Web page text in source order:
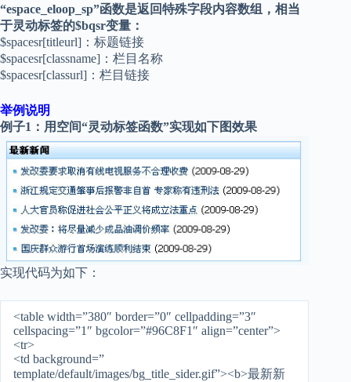
“espace_eloop_sp”函数是返回特殊字段内容数组，相当
于灵动标签的$bqsr变量：
$spacesr[titleurl]：标题链接
$spacesr[classname]：栏目名称
$spacesr[classurl]：栏目链接
举例说明
例子1：用空间“灵动标签函数”实现如下图效果
实现代码为如下：
<table width=”380″ border=”0″ cellpadding=”3″
cellspacing=”1″ bgcolor=”#96C8F1″ align=”center”>
<tr>
<td background=”
template/default/images/bg_title_sider.gif”><b>最新新